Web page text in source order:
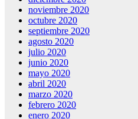
noviembre 2020
octubre 2020
septiembre 2020
agosto 2020
julio 2020
junio 2020
mayo 2020
abril 2020
marzo 2020
febrero 2020
enero 2020